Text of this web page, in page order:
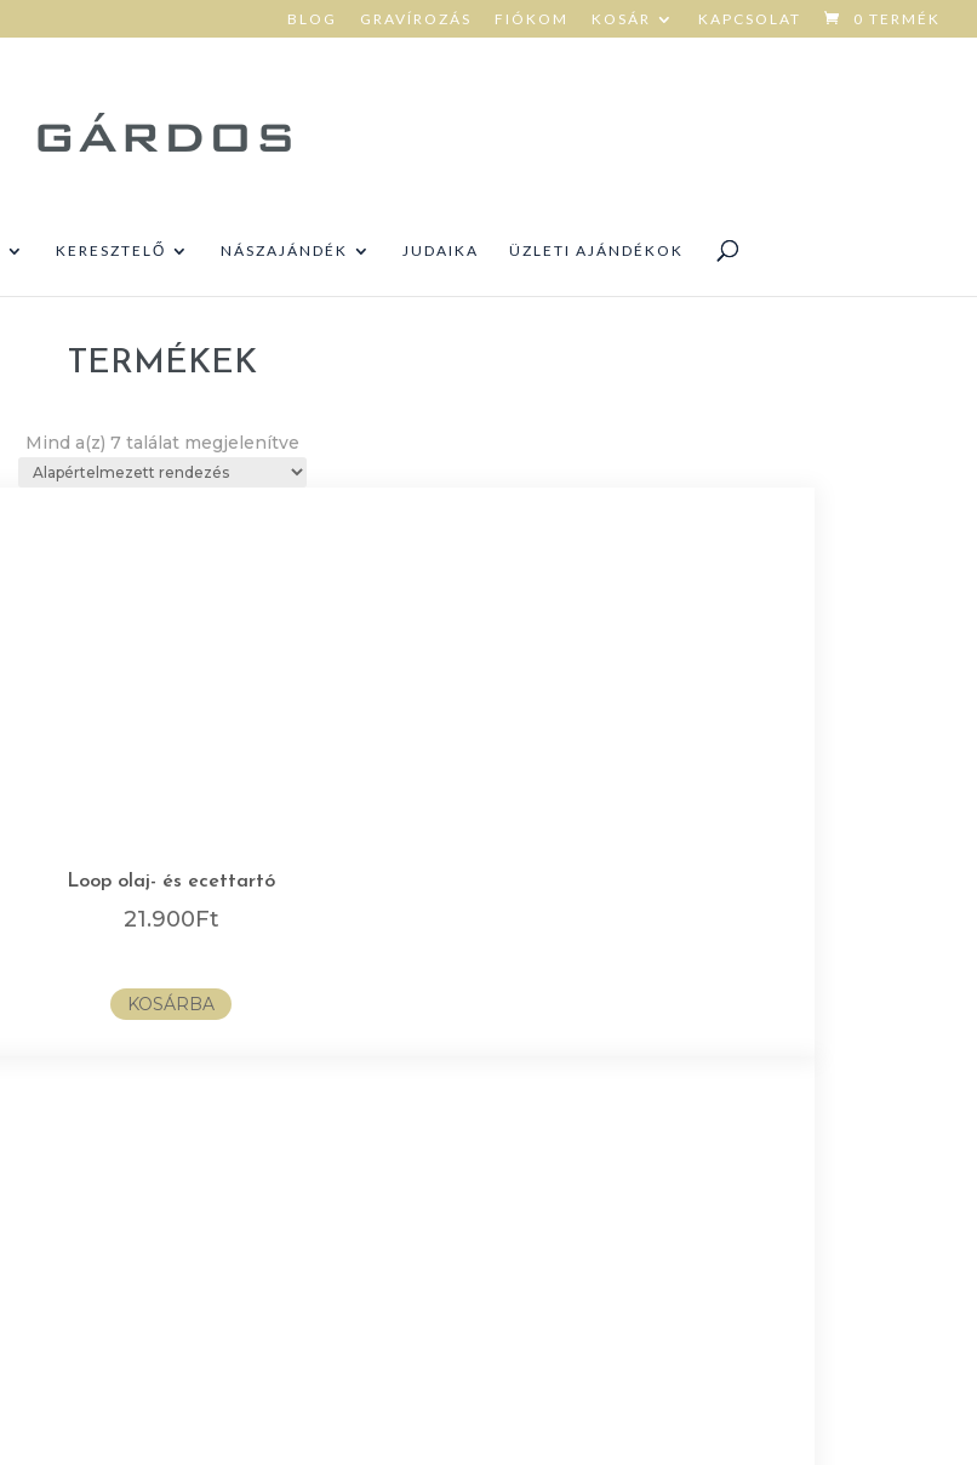
BLOG GRAVÍROZÁS FIÓKOM KOSÁR KAPCSOLAT 0 TERMÉK
KERESZTELŐ NÁSZAJÁNDÉK JUDAIKA ÜZLETI AJÁNDÉKOK
TERMÉKEK
Mind a(z) 7 találat megjelenítve
Loop olaj- és ecettartó
21.900Ft
KOSÁRBA